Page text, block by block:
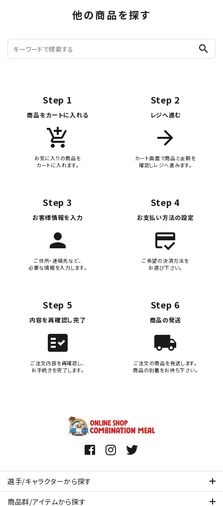
他の商品を探す
search
Step 1
商品をカートに入れる
add_shopping_cart
お気に入りの商品を
カートに入れます。
Step 2
レジへ進む
arrow_forward
カート画面で商品と金額を
確認しレジへ進みます。
Step 3
お客様情報を入力
person
ご住所・連絡先など、
必要な情報を入力します。
Step 4
お支払い方法の設定
credit_score
ご希望の決済方法を
お選び下さい。
Step 5
内容を再確認し完了
fact_check
ご注文内容を再確認し、
お手続きを完了します。
Step 6
商品の発送
local_shipping
ご注文の商品を発送します。
商品の到着をお待ち下さい。
選手/キャラクターから探す
商品群/アイテムから探す